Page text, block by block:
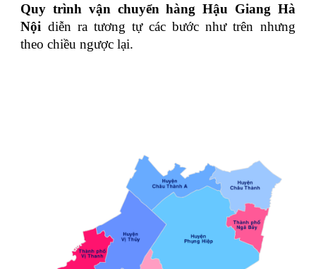
Quy trình vận chuyển hàng Hậu Giang Hà
Nội diễn ra tương tự các bước như trên nhưng
theo chiều ngược lại.